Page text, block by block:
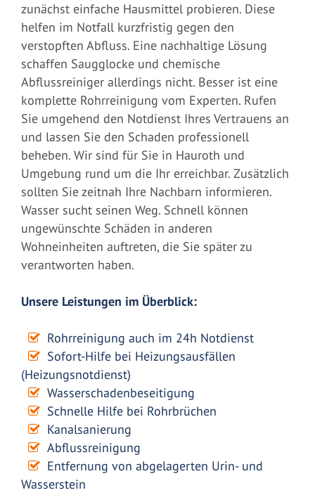
zunächst einfache Hausmittel probieren. Diese
helfen im Notfall kurzfristig gegen den
verstopften Abfluss. Eine nachhaltige Lösung
schaffen Saugglocke und chemische
Abflussreiniger allerdings nicht. Besser ist eine
komplette Rohrreinigung vom Experten. Rufen
Sie umgehend den Notdienst Ihres Vertrauens an
und lassen Sie den Schaden professionell
beheben. Wir sind für Sie in Hauroth und
Umgebung rund um die Ihr erreichbar. Zusätzlich
sollten Sie zeitnah Ihre Nachbarn informieren.
Wasser sucht seinen Weg. Schnell können
ungewünschte Schäden in anderen
Wohneinheiten auftreten, die Sie später zu
verantworten haben.
Unsere Leistungen im Überblick:
Rohrreinigung auch im 24h Notdienst
Sofort-Hilfe bei Heizungsausfällen
(Heizungsnotdienst)
Wasserschadenbeseitigung
Schnelle Hilfe bei Rohrbrüchen
Kanalsanierung
Abflussreinigung
Entfernung von abgelagerten Urin- und
Wasserstein